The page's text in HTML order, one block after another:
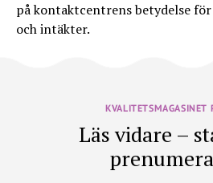
på kontaktcentrens betydelse
och intäkter.
KVALITETSMAGASINET
Läs vidare –